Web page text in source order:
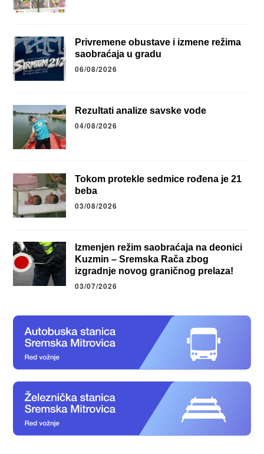
Privremene obustave i izmene režima
saobraćaja u gradu
06/08/2026
Rezultati analize savske vode
04/08/2026
Tokom protekle sedmice rođena je 21
beba
03/08/2026
Izmenjen režim saobraćaja na deonici
Kuzmin – Sremska Rača zbog
izgradnje novog graničnog prelaza!
03/07/2026